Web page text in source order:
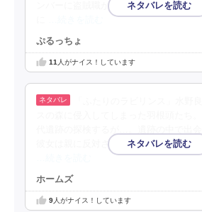
ンバーに盗賊職がいないね。②「惨劇は
ぷるっちょ
11 人がナイス！しています
彼女は親に反対された恋の為、遺跡で
ホームズ
9人がナイス！しています